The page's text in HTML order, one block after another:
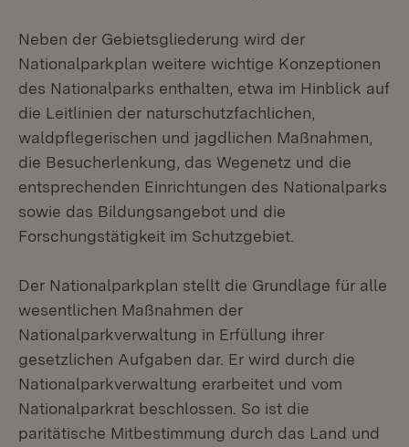
Neben der Gebietsgliederung wird der
Nationalparkplan weitere wichtige Konzeptionen
des Nationalparks enthalten, etwa im Hinblick auf
die Leitlinien der naturschutzfachlichen,
waldpflegerischen und jagdlichen Maßnahmen,
die Besucherlenkung, das Wegenetz und die
entsprechenden Einrichtungen des Nationalparks
sowie das Bildungsangebot und die
Forschungstätigkeit im Schutzgebiet.
Der Nationalparkplan stellt die Grundlage für alle
wesentlichen Maßnahmen der
Nationalparkverwaltung in Erfüllung ihrer
gesetzlichen Aufgaben dar. Er wird durch die
Nationalparkverwaltung erarbeitet und vom
Nationalparkrat beschlossen. So ist die
paritätische Mitbestimmung durch das Land und